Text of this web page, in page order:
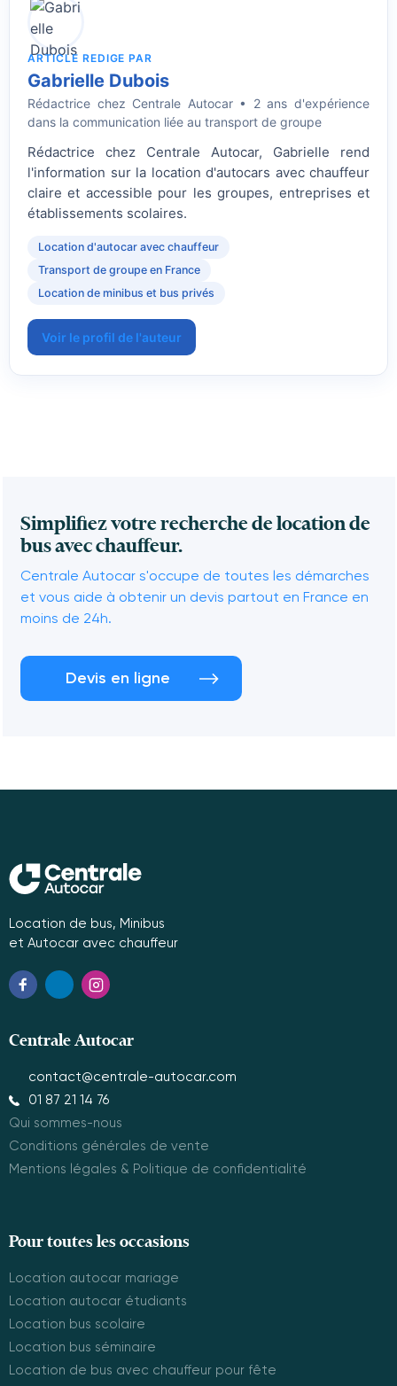
ARTICLE REDIGE PAR
Gabrielle Dubois
Rédactrice chez Centrale Autocar • 2 ans d'expérience
dans la communication liée au transport de groupe
Rédactrice chez Centrale Autocar, Gabrielle rend
l'information sur la location d'autocars avec chauffeur
claire et accessible pour les groupes, entreprises et
établissements scolaires.
Location d'autocar avec chauffeur
Transport de groupe en France
Location de minibus et bus privés
Voir le profil de l'auteur
Simplifiez votre recherche de location de
bus avec chauffeur.
Centrale Autocar s'occupe de toutes les démarches
et vous aide à obtenir un devis partout en France en
moins de 24h.
Devis en ligne
Location de bus, Minibus
et Autocar avec chauffeur
Centrale Autocar
contact@centrale-autocar.com
01 87 21 14 76
Qui sommes-nous
Conditions générales de vente
Mentions légales & Politique de confidentialité
Pour toutes les occasions
Location autocar mariage
Location autocar étudiants
Location bus scolaire
Location bus séminaire
Location de bus avec chauffeur pour fête